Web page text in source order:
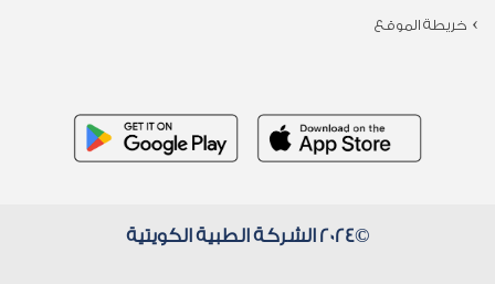
خريطة الموقع
©2024 الشركة الطبية الكويتية